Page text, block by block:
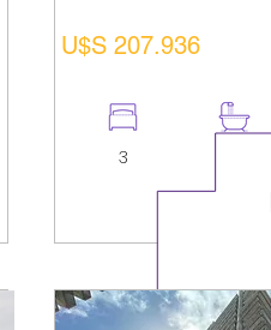
U$S 207.936
3